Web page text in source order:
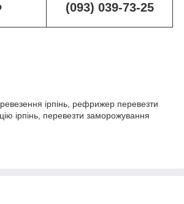
(093) 039-73-25
ірпінь, рефрижер перевезти
ірпінь, перевезти заморожування